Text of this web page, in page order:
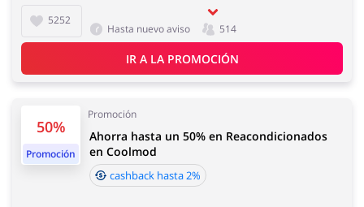
Lencería y Erótica Motorización
Oficina Calzado
5252
Hasta nuevo aviso 514
IR A LA PROMOCIÓN
50%
Promoción
Promoción
Ahorra hasta un 50% en Reacondicionados
en Coolmod
cashback hasta 2%